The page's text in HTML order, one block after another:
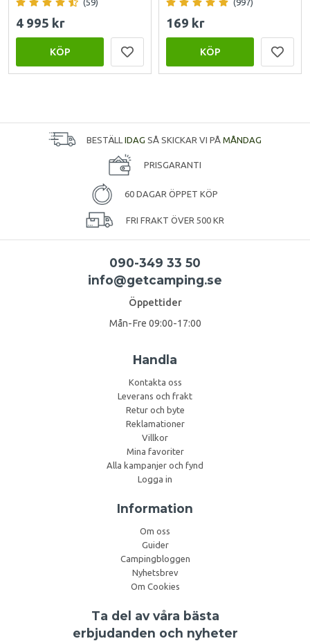
4 995 kr
KÖP
169 kr
KÖP
BESTÄLL IDAG SÅ SKICKAR VI PÅ MÅNDAG
PRISGARANTI
60 DAGAR ÖPPET KÖP
FRI FRAKT ÖVER 500 KR
090-349 33 50
info@getcamping.se
Öppettider
Mån-Fre 09:00-17:00
Handla
Kontakta oss
Leverans och frakt
Retur och byte
Reklamationer
Villkor
Mina favoriter
Alla kampanjer och fynd
Logga in
Information
Om oss
Guider
Campingbloggen
Nyhetsbrev
Om Cookies
Ta del av våra bästa
erbjudanden och nyheter